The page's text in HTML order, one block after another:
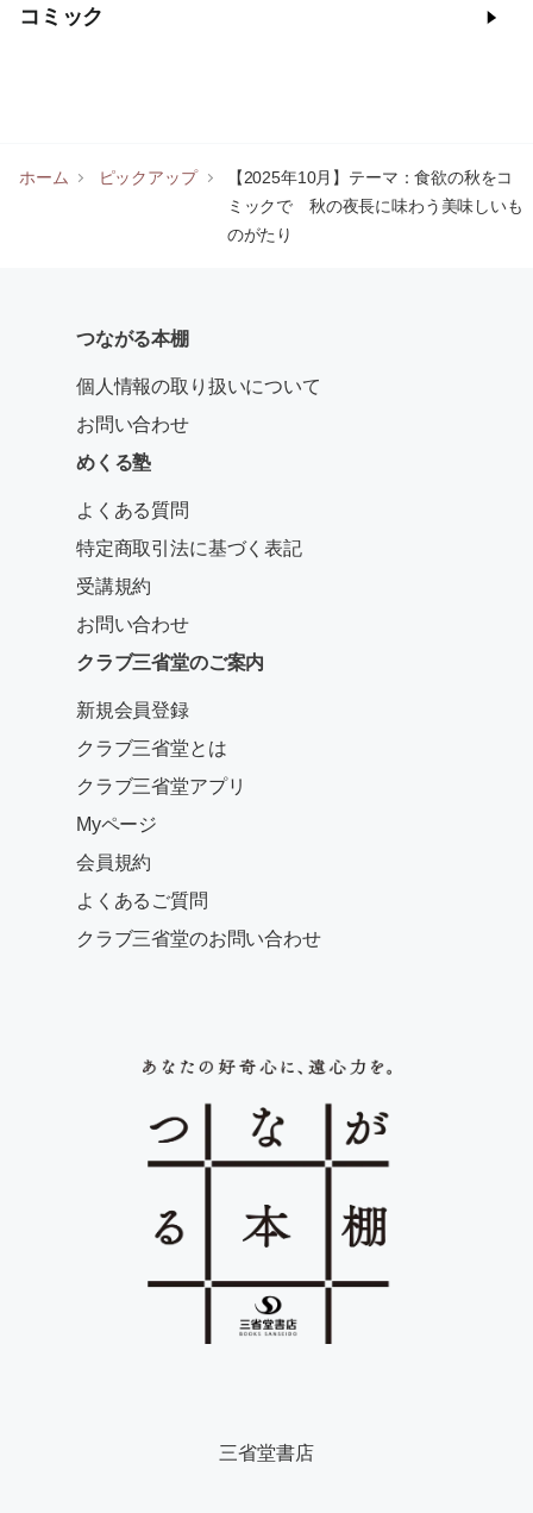
コミック
ホーム ピックアップ
【2025年10月】テーマ：食欲の秋をコ
ミックで 秋の夜長に味わう美味しいも
のがたり
つながる本棚
個人情報の取り扱いについて
お問い合わせ
めくる塾
よくある質問
特定商取引法に基づく表記
受講規約
お問い合わせ
クラブ三省堂のご案内
新規会員登録
クラブ三省堂とは
クラブ三省堂アプリ
Myページ
会員規約
よくあるご質問
クラブ三省堂のお問い合わせ
三省堂書店